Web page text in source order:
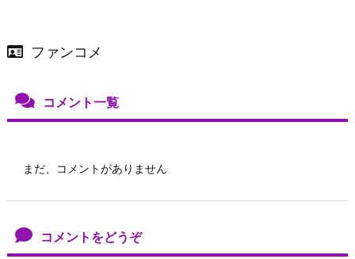
ファンコメ
コメント一覧
まだ、コメントがありません
コメントをどうぞ